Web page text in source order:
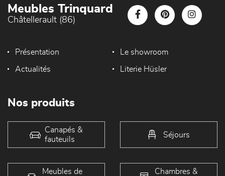
Meubles Trinquard
Châtellerault (86)
Présentation Le showroom
Actualités Literie Hüsler
Nos produits
Canapés &
fauteuils
Séjours
Meubles de
Chambres &